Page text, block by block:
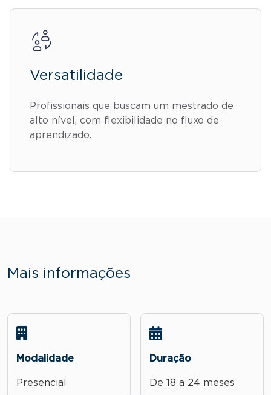
Versatilidade
Profissionais que buscam um mestrado de
alto nível, com flexibilidade no fluxo de
aprendizado.
Mais informações
Modalidade
Presencial
Duração
De 18 a 24 meses